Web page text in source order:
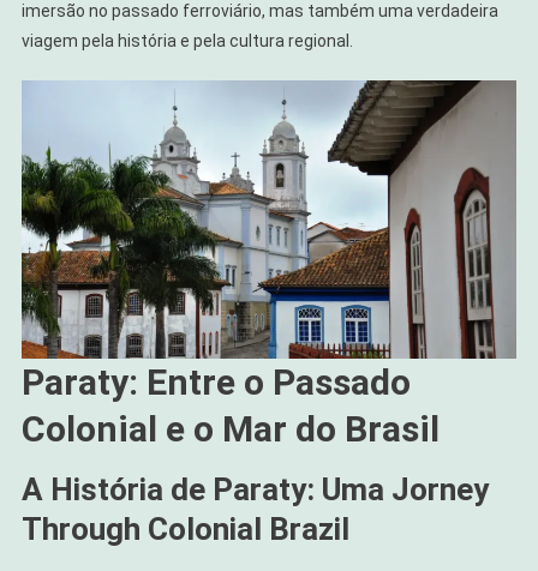
imersão no passado ferroviário, mas também uma verdadeira
viagem pela história e pela cultura regional.
Paraty: Entre o Passado
Colonial e o Mar do Brasil
A História de Paraty: Uma Jorney
Through Colonial Brazil